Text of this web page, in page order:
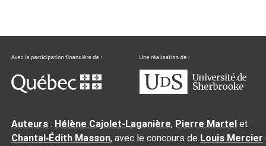
Auteurs : Hélène Cajolet-Laganière, Pierre Martel et
Chantal‑Édith Masson, avec le concours de Louis Mercier